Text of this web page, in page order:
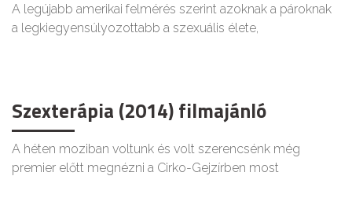
A legújabb amerikai felmérés szerint azoknak a pároknak
a legkiegyensúlyozottabb a szexuális élete,
Szexterápia (2014) filmajánló
A héten moziban voltunk és volt szerencsénk még
premier előtt megnézni a Cirko-Gejzírben most